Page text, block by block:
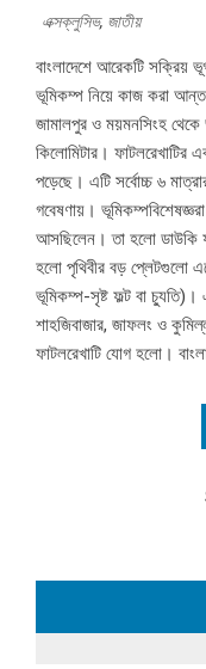
এক্সক্লুসিভ, জাতীয়
বাংলাদেশে আরেকটি সক্রিয়
ভূমিকম্প নিয়ে কাজ করা
জামালপুর ও ময়মনসিংহ থেকে
কিলোমিটার। ফাটলরেখাটির
পড়েছে। এটি সর্বোচ্চ ৬
গবেষণায়।
আসছিলেন। তা হলো ডাউকি
হলো পৃথিবীর বড় প্লেটগুলো
ভূমিকম্প-সৃষ্ট ফল্ট বা
শাহজিবাজার, জাফলং ও
ফাটলরেখাটি যোগ হলো।